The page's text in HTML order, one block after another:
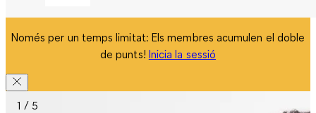
Només per un temps limitat: Els membres acumulen el doble
de punts! Inicia la sessió
1 / 5